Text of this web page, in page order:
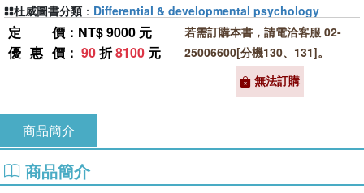
定價 ：NT$ 9000 元
優惠價 ： 90折8100 元
若需訂購本書，請電洽客服 02-
25006600[分機130、131]。
無法訂購
杜威圖書分類 ： Differential & developmental psychology
商品簡介
商品簡介